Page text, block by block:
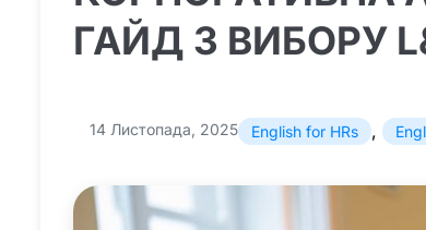
ГАЙД З ВИБОРУ
14 Листопада, 2025 English for HRs ,